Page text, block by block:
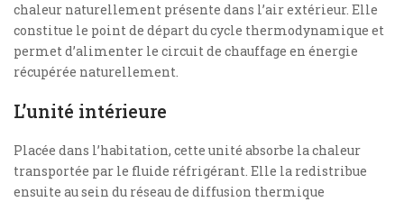
chaleur naturellement présente dans l’air extérieur. Elle
constitue le point de départ du cycle thermodynamique et
permet d’alimenter le circuit de chauffage en énergie
récupérée naturellement.
L’unité intérieure
Placée dans l’habitation, cette unité absorbe la chaleur
transportée par le fluide réfrigérant. Elle la redistribue
ensuite au sein du réseau de diffusion thermique